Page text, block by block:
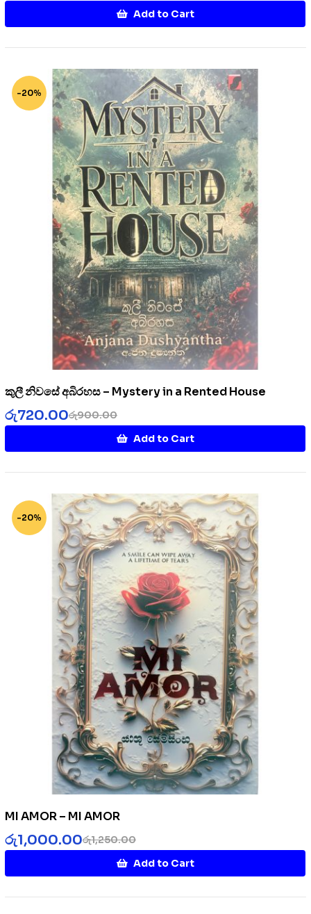
Add to Cart
-20%
කුලී නිවසේ අබිරහස – Mystery in a Rented House
රු900.00
රු720.00
Add to Cart
-20%
MI AMOR – MI AMOR
රු1,250.00
රු1,000.00
Add to Cart